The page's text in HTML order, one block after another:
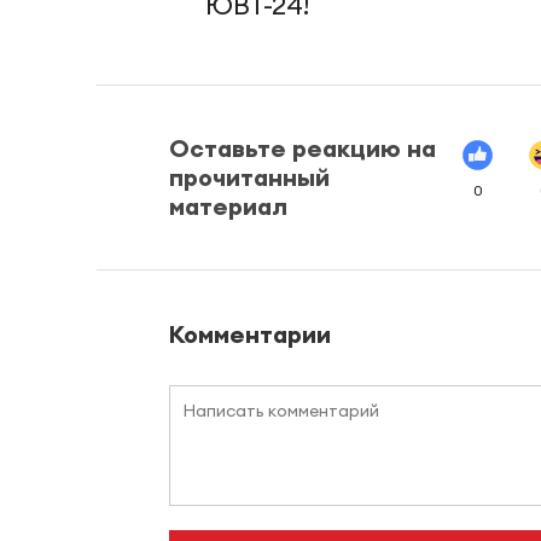
Оставьте реакцию на
прочитанный
материал
0
Комментарии